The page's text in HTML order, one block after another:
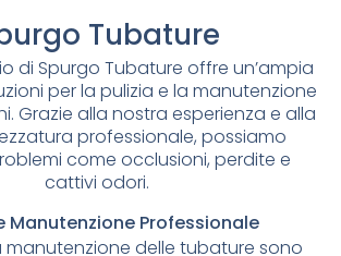
Tubature
di Spurgo Tubature offre un’ampia
per la pulizia e la manutenzione
Grazie alla nostra esperienza e alla
professionale, possiamo
come occlusioni, perdite e
cattivi odori.
Manutenzione Professionale
manutenzione delle tubature sono